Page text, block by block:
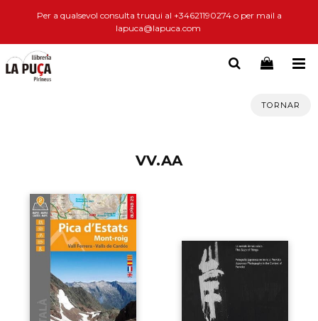
Per a qualsevol consulta truqui al +34621190274 o per mail a
lapuca@lapuca.com
TORNAR
VV.AA